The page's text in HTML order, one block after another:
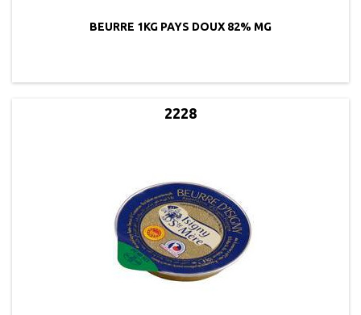
BEURRE 1KG PAYS DOUX 82% MG
2228